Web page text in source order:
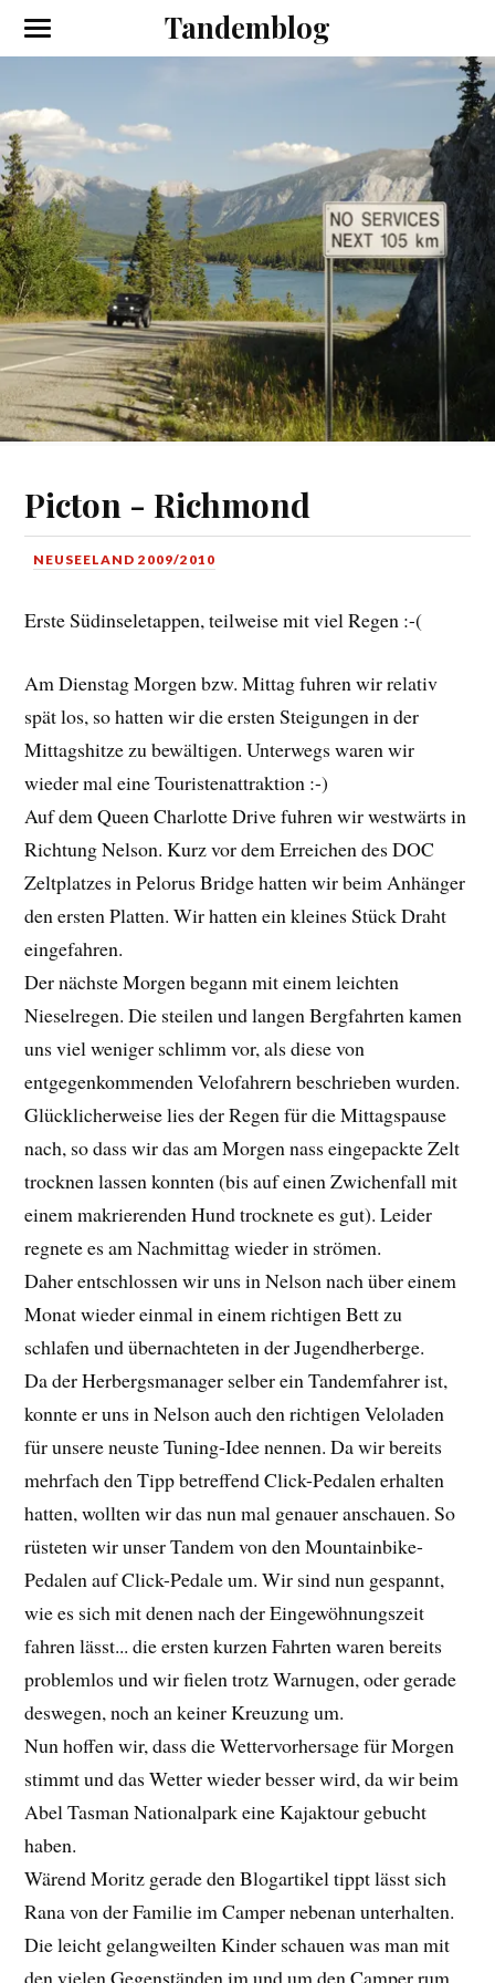
Tandemblog
Picton - Richmond
NEUSEELAND 2009/2010
Erste Südinseletappen, teilweise mit viel Regen :-(
Am Dienstag Morgen bzw. Mittag fuhren wir relativ
spät los, so hatten wir die ersten Steigungen in der
Mittagshitze zu bewältigen. Unterwegs waren wir
wieder mal eine Touristenattraktion :-)
Auf dem Queen Charlotte Drive fuhren wir westwärts in
Richtung Nelson. Kurz vor dem Erreichen des DOC
Zeltplatzes in Pelorus Bridge hatten wir beim Anhänger
den ersten Platten. Wir hatten ein kleines Stück Draht
eingefahren.
Der nächste Morgen begann mit einem leichten
Nieselregen. Die steilen und langen Bergfahrten kamen
uns viel weniger schlimm vor, als diese von
entgegenkommenden Velofahrern beschrieben wurden.
Glücklicherweise lies der Regen für die Mittagspause
nach, so dass wir das am Morgen nass eingepackte Zelt
trocknen lassen konnten (bis auf einen Zwichenfall mit
einem makrierenden Hund trocknete es gut). Leider
regnete es am Nachmittag wieder in strömen.
Daher entschlossen wir uns in Nelson nach über einem
Monat wieder einmal in einem richtigen Bett zu
schlafen und übernachteten in der Jugendherberge.
Da der Herbergsmanager selber ein Tandemfahrer ist,
konnte er uns in Nelson auch den richtigen Veloladen
für unsere neuste Tuning-Idee nennen. Da wir bereits
mehrfach den Tipp betreffend Click-Pedalen erhalten
hatten, wollten wir das nun mal genauer anschauen. So
rüsteten wir unser Tandem von den Mountainbike-
Pedalen auf Click-Pedale um. Wir sind nun gespannt,
wie es sich mit denen nach der Eingewöhnungszeit
fahren lässt... die ersten kurzen Fahrten waren bereits
problemlos und wir fielen trotz Warnugen, oder gerade
deswegen, noch an keiner Kreuzung um.
Nun hoffen wir, dass die Wettervorhersage für Morgen
stimmt und das Wetter wieder besser wird, da wir beim
Abel Tasman Nationalpark eine Kajaktour gebucht
haben.
Wärend Moritz gerade den Blogartikel tippt lässt sich
Rana von der Familie im Camper nebenan unterhalten.
Die leicht gelangweilten Kinder schauen was man mit
den vielen Gegenständen im und um den Camper rum